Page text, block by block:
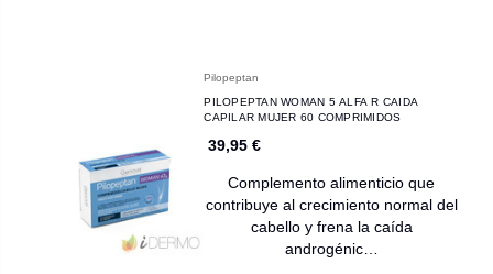
Pilopeptan
PILOPEPTAN WOMAN 5 ALFA R CAIDA
CAPILAR MUJER 60 COMPRIMIDOS
39,95 €
Complemento alimenticio que
contribuye al crecimiento normal del
cabello y frena la caída
androgénic…